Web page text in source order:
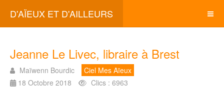
D'AÏEUX ET D'AILLEURS
Jeanne Le Livec, libraire à Brest
Maïwenn Bourdic
Ciel Mes Aïeux
18 Octobre 2018
Clics : 6963